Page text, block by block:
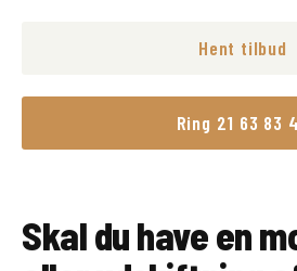
Hent tilbud
Ring 21 63 83
Skal du have en